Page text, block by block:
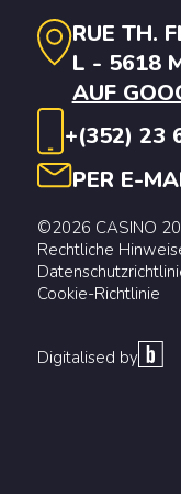
RUE TH.
L - 5618
AUF
+(352) 23
PER E-
©2026 CASINO
Rechtliche
Cookie-Richtlinie
Digitalised by